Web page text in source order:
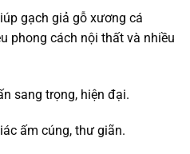
gạch giả gỗ xương cá
phong cách nội thất và nhiều
sang trọng, hiện đại.
ấm cúng, thư giãn.